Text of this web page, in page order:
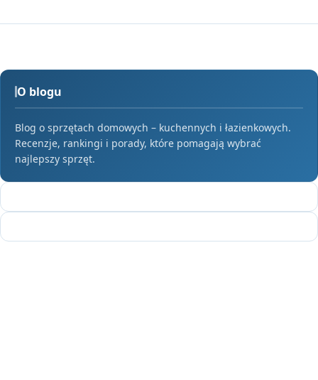
O blogu
Blog o sprzętach domowych – kuchennych i łazienkowych.
Recenzje, rankingi i porady, które pomagają wybrać
najlepszy sprzęt.